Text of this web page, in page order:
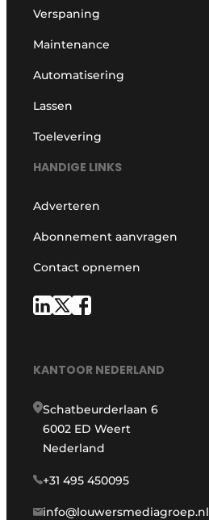
Verspaning
Maintenance
Automatisering
Lassen
Toelevering
HANDIGE LINKS
Adverteren
Abonnement aanvragen
Contact opnemen
KANTOOR NEDERLAND
Schatbeurderlaan 6
6002 ED Weert
Nederland
+31 495 450095
info@louwersmediagroep.nl